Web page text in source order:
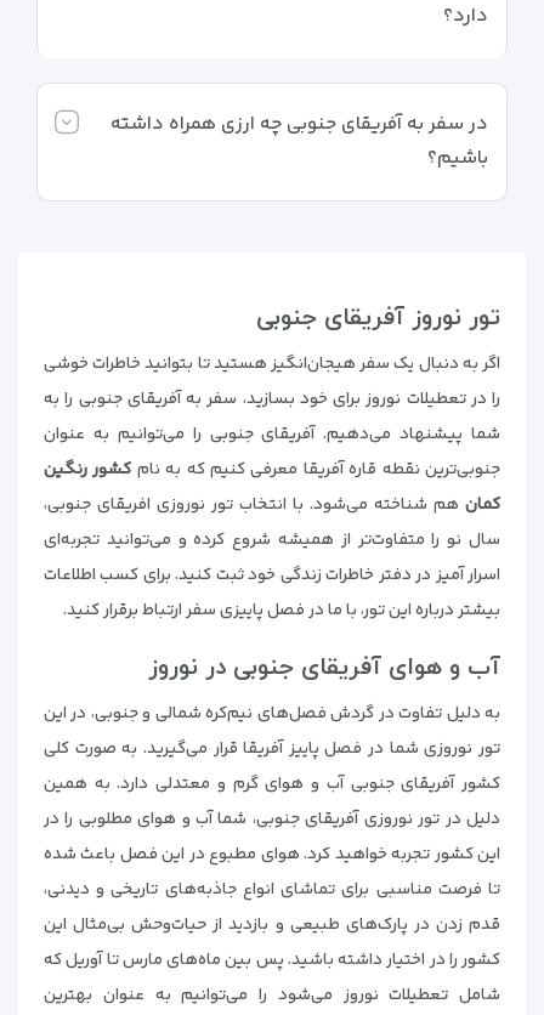
دارد؟
در سفر به آفریقای جنوبی چه ارزی همراه داشته
باشیم؟
تور نوروز آفریقای جنوبی
اگر به دنبال یک سفر هیجان‌انگیز هستید تا بتوانید خاطرات خوشی
را در تعطیلات نوروز برای خود بسازید، سفر به آفریقای جنوبی را به
شما پیشنهاد می‌دهیم. آفریقای جنوبی را می‌توانیم به عنوان
جنوبی‌ترین نقطه قاره آفریقا معرفی کنیم که به نام کشور رنگین
کمان هم شناخته می‌شود. با انتخاب تور نوروزی افریقای جنوبی،
سال نو را متفاوت‌تر از همیشه شروع کرده و می‌توانید تجربه‌ای
اسرار آمیز در دفتر خاطرات زندگی خود ثبت کنید. برای کسب اطلاعات
بیشتر درباره این تور، با ما در فصل پاییزی سفر ارتباط برقرار کنید.
آب و هوای آفریقای جنوبی در نوروز
به دلیل تفاوت در گردش فصل‌های نیم‌کره شمالی و جنوبی، در این
تور نوروزی شما در فصل پاییز آفریقا قرار می‌گیرید. به صورت کلی
کشور آفریقای جنوبی آب و هوای گرم و معتدلی دارد. به همین
دلیل در تور نوروزی آفریقای جنوبی، شما آب و هوای مطلوبی را در
این کشور تجربه خواهید کرد. هوای مطبوع در این فصل باعث شده
تا فرصت مناسبی برای تماشای انواع جاذبه‌های تاریخی و دیدنی،
قدم زدن در پارک‌های طبیعی و بازدید از حیات‌وحش بی‌مثال این
کشور را در اختیار داشته باشید. پس بین ماه‌های مارس تا آوریل که
شامل تعطیلات نوروز می‌شود را می‌توانیم به عنوان بهترین